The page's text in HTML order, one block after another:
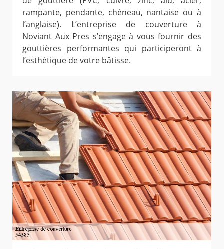
rampante, pendante, chéneau, nantaise ou à
l’anglaise). L’entreprise de couverture à
Noviant Aux Pres s’engage à vous fournir des
gouttières performantes qui participeront à
l’esthétique de votre bâtisse.